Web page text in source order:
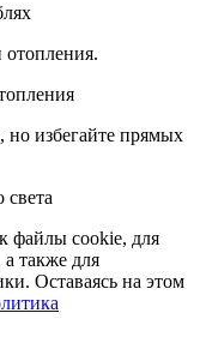
света
файлы cookie, для
также для
Оставаясь на этом